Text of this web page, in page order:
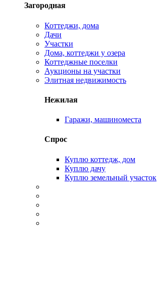
Загородная
Коттеджи, дома
Дачи
Участки
Дома, коттеджи у озера
Коттеджные поселки
Аукционы на участки
Элитная недвижимость
Нежилая
Гаражи, машиноместа
Спрос
Куплю коттедж, дом
Куплю дачу
Куплю земельный участок